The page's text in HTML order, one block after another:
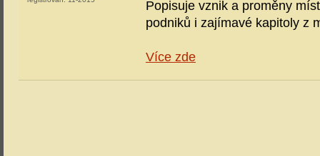
Popisuje vznik a proměny
podniků i zajímavé kapitoly z
Více zde